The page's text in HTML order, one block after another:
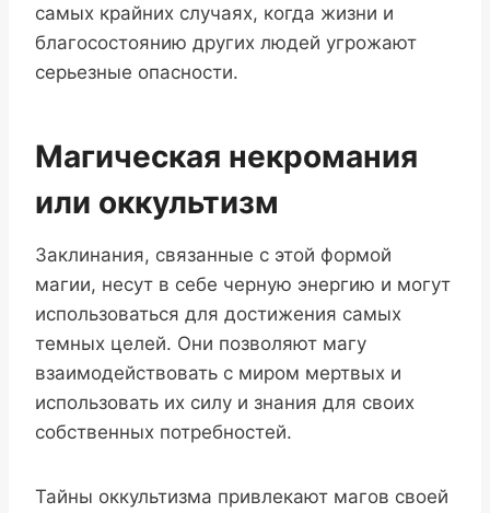
самых крайних случаях, когда жизни и
благосостоянию других людей угрожают
серьезные опасности.
Магическая некромания
или оккультизм
Заклинания, связанные с этой формой
магии, несут в себе черную энергию и могут
использоваться для достижения самых
темных целей. Они позволяют магу
взаимодействовать с миром мертвых и
использовать их силу и знания для своих
собственных потребностей.
Тайны оккультизма привлекают магов своей